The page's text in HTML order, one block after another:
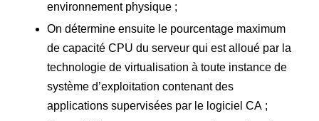
environnement physique ;
On détermine ensuite le pourcentage maximum
de capacité CPU du serveur qui est alloué par la
technologie de virtualisation à toute instance de
système d’exploitation contenant des
applications supervisées par le logiciel CA ;